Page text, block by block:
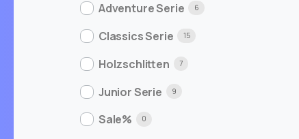
Adventure Serie 6
Classics Serie 15
Holzschlitten 7
Junior Serie 9
Sale% 0